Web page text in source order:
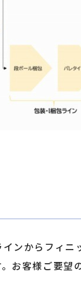
ンからフィニ
お客様ご要望